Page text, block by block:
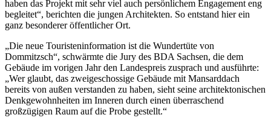
haben das Projekt mit sehr viel auch persönlichem Engagement eng
begleitet“, berichten die jungen Architekten. So entstand hier ein
ganz besonderer öffentlicher Ort.
„Die neue Touristeninformation ist die Wundertüte von
Dommitzsch“, schwärmte die Jury des BDA Sachsen, die dem
Gebäude im vorigen Jahr den Landespreis zusprach und ausführte:
„Wer glaubt, das zweigeschossige Gebäude mit Mansarddach
bereits von außen verstanden zu haben, sieht seine architektonischen
Denkgewohnheiten im Inneren durch einen überraschend
großzügigen Raum auf die Probe gestellt.“